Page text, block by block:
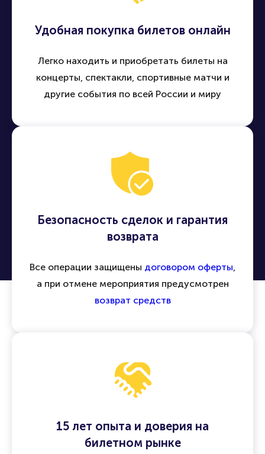
Удобная покупка билетов онлайн
Легко находить и приобретать билеты на
концерты, спектакли, спортивные матчи и
другие события по всей России и миру
Безопасность сделок и гарантия
возврата
Все операции защищены договором оферты,
а при отмене мероприятия предусмотрен
возврат средств
15 лет опыта и доверия на
билетном рынке